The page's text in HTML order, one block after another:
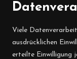
Viele
ausdrücklichen
erteilte Einwilligung